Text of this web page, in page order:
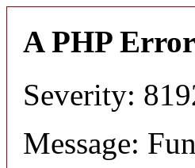
A PHP
Severity:
Message: